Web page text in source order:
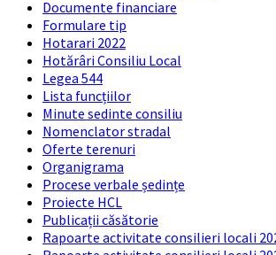
Documente financiare
Formulare tip
Hotarari 2022
Hotărâri Consiliu Local
Legea 544
Lista funcțiilor
Minute sedinte consiliu
Nomenclator stradal
Oferte terenuri
Organigrama
Procese verbale ședințe
Proiecte HCL
Publicații căsătorie
Rapoarte activitate consilieri locali